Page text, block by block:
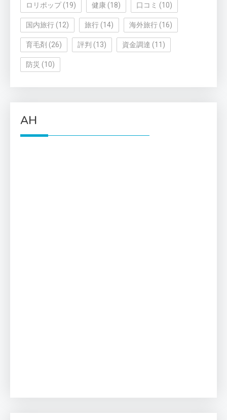
ロリポップ(19) 健康 (18) 口コミ (10)
国内旅行 (12) 旅行 (14) 海外旅行 (16)
育毛剤 (26) 評判 (13) 資金調達 (11)
防災 (10)
AH